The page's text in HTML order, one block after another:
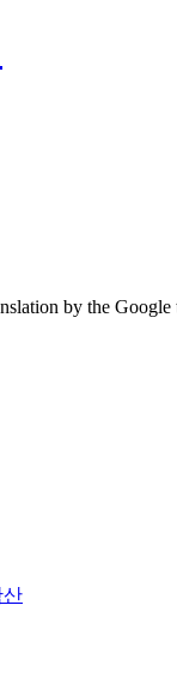
by the
산